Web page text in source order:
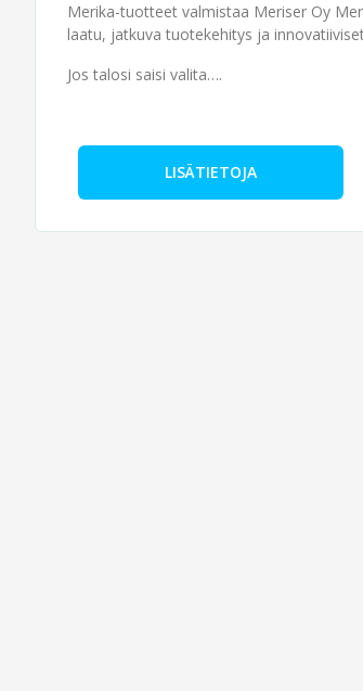
Merika-tuotteet valmistaa Meriser Oy
laatu, jatkuva tuotekehitys ja
Jos talosi saisi valita….
LISÄTIETOJA